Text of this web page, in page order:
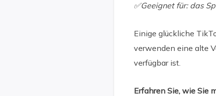
✅Geeignet für: das
Einige glückliche
verwenden eine alte
verfügbar ist.
Erfahren Sie, wie Sie